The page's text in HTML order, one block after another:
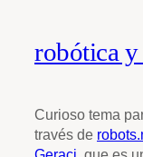
robótica
Curioso tema
través de